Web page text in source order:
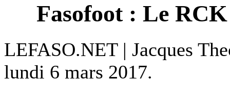
Fasofoot : Le
LEFASO.NET | Jacques
lundi 6 mars 2017.